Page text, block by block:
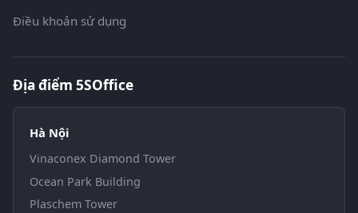
Điều khoản sử dụng
Địa điểm 5SOffice
Hà Nội
Vinaconex Diamond Tower
Ocean Park Building
Plaschem Tower